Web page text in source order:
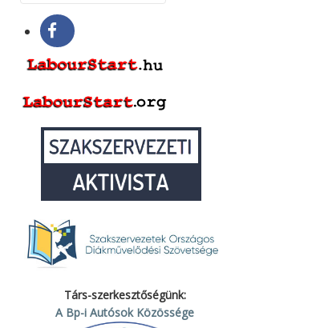
Társ-szerkesztőségünk:
A Bp-i Autósok Közössége